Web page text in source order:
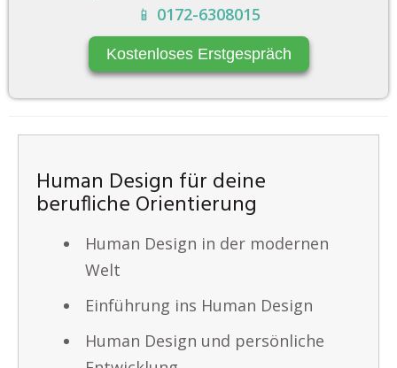
📱 0172-6308015
Kostenloses Erstgespräch
Human Design für deine
berufliche Orientierung
Human Design in der modernen
Welt
Einführung ins Human Design
Human Design und persönliche